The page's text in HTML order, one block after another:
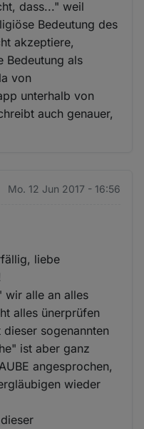
dass..." weil
Bedeutung des
akzeptiere,
Bedeutung als
von
unterhalb von
auch genauer,
Mo. 12 Jun 2017 - 16:56
liebe
wir alle an alles
alles ünerprüfen
sogenannten
ist aber ganz
angesprochen,
wieder